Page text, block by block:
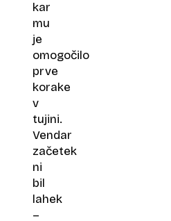
kar
mu
je
omogočilo
prve
korake
v
tujini.
Vendar
začetek
ni
bil
lahek
–